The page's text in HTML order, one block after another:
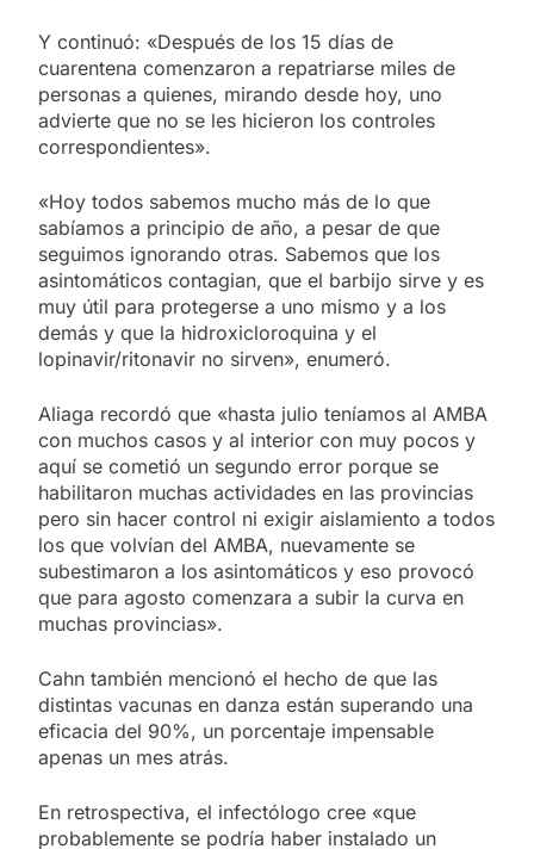
Y continuó: «Después de los 15 días de
cuarentena comenzaron a repatriarse miles de
personas a quienes, mirando desde hoy, uno
advierte que no se les hicieron los controles
correspondientes».
«Hoy todos sabemos mucho más de lo que
sabíamos a principio de año, a pesar de que
seguimos ignorando otras. Sabemos que los
asintomáticos contagian, que el barbijo sirve y es
muy útil para protegerse a uno mismo y a los
demás y que la hidroxicloroquina y el
lopinavir/ritonavir no sirven», enumeró.
Aliaga recordó que «hasta julio teníamos al AMBA
con muchos casos y al interior con muy pocos y
aquí se cometió un segundo error porque se
habilitaron muchas actividades en las provincias
pero sin hacer control ni exigir aislamiento a todos
los que volvían del AMBA, nuevamente se
subestimaron a los asintomáticos y eso provocó
que para agosto comenzara a subir la curva en
muchas provincias».
Cahn también mencionó el hecho de que las
distintas vacunas en danza están superando una
eficacia del 90%, un porcentaje impensable
apenas un mes atrás.
En retrospectiva, el infectólogo cree «que
probablemente se podría haber instalado un